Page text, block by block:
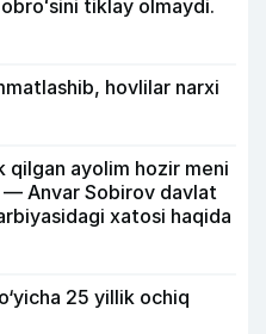
tiklay olmaydi.
hovlilar narxi
qilgan ayolim hozir meni
— Anvar Sobirov davlat
xatosi haqida
25 yillik ochiq